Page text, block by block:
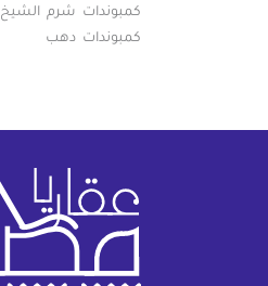
كمبوندات شرم الشيخ
كمبوندات دهب